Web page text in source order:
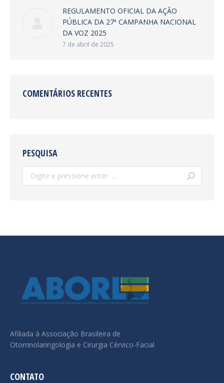
REGULAMENTO OFICIAL DA AÇÃO
PÚBLICA DA 27ª CAMPANHA NACIONAL
DA VOZ 2025
7 de abril de 2025
COMENTÁRIOS RECENTES
PESQUISA
Search:
Afiliada à Associação Brasileira de
Otorrinolaringologia e Cirurgia Cérvico-Facial
CONTATO